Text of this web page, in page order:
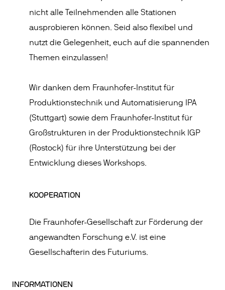
nicht alle Teilnehmenden alle Stationen
ausprobieren können. Seid also flexibel und
nutzt die Gelegenheit, euch auf die spannenden
Themen einzulassen!
Wir danken dem Fraunhofer-Institut für
Produktionstechnik und Automatisierung IPA
(Stuttgart) sowie dem Fraunhofer-Institut für
Großstrukturen in der Produktionstechnik IGP
(Rostock) für ihre Unterstützung bei der
Entwicklung dieses Workshops.
KOOPERATION
Die Fraunhofer-Gesellschaft zur Förderung der
angewandten Forschung e.V. ist eine
Gesellschafterin des Futuriums.
INFORMATIONEN